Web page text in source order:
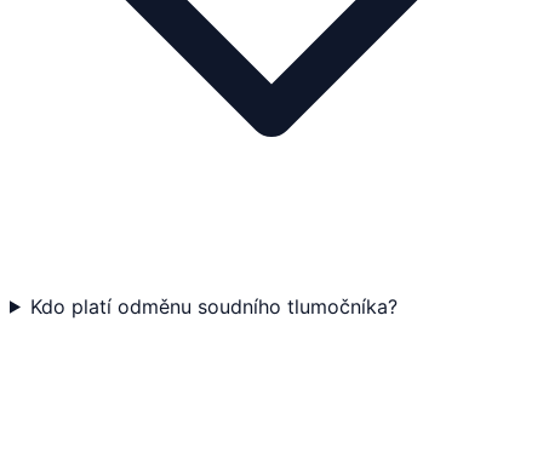
Kdo platí odměnu soudního tlumočníka?